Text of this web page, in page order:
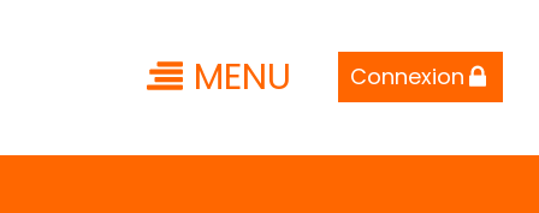
MENU Connexion